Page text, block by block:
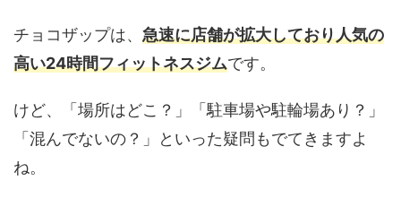
チョコザップは、 急速に店舗が拡大しており人気の
高い24時間フィットネスジムです。
けど、「場所はどこ？」「駐車場や駐輪場あり？」
「混んでないの？」といった疑問もでてきますよ
ね。